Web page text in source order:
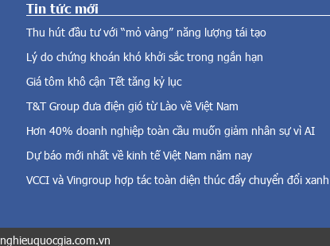
Tin tức mới
Thu hút đầu tư với “mỏ vàng” năng lượng tái tạo
Lý do chứng khoán khó khởi sắc trong ngắn hạn
Giá tôm khô cận Tết tăng kỷ lục
T&T Group đưa điện gió từ Lào về Việt Nam
Hơn 40% doanh nghiệp toàn cầu muốn giảm nhân sự vì AI
Dự báo mới nhất về kinh tế Việt Nam năm nay
VCCI và Vingroup hợp tác toàn diện thúc đẩy chuyển đổi xanh